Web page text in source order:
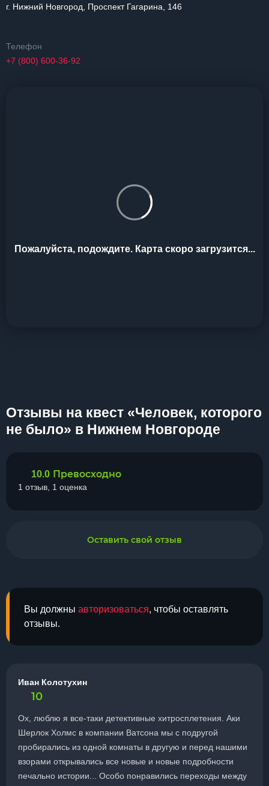
г. Нижний Новгород, Проспект Гагарина, 146
Телефон
+7 (800) 600-36-92
Пожалуйста, подождите. Карта скоро загрузится...
Отзывы на квест «Человек, которого
не было» в Нижнем Новгороде
Вы должны авторизоваться, чтобы оставлять
отзывы.
Иван Колотухин
10
Ох, люблю я все-таки детективные хитросплетения. Аки
Шерлок Холмс в компании Ватсона мы с подругой
пробирались из одной комнаты в другую и перед нашими
взорами открывались все новые и новые подробности
печально истории... Особо понравились переходы между
10.0 Превосходно
1 отзыв, 1 оценка
Оставить свой отзыв